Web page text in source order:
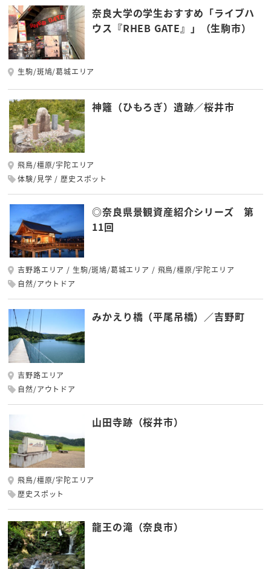
奈良大学の学生おすすめ「ライブハ
ウス『RHEB GATE』」（生駒市）
生駒/斑鳩/葛城エリア
神籬（ひもろぎ）遺跡／桜井市
飛鳥/橿原/宇陀エリア
体験/見学
歴史スポット
◎奈良県景観資産紹介シリーズ 第
11回
吉野路エリア 生駒/斑鳩/葛城エリア
飛鳥/橿原/宇陀エリア
自然/アウトドア
みかえり橋（平尾吊橋）／吉野町
吉野路エリア
自然/アウトドア
山田寺跡（桜井市）
飛鳥/橿原/宇陀エリア
歴史スポット
龍王の滝（奈良市）